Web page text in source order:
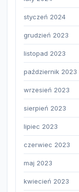
styczeń 2024
grudzień 2023
listopad 2023
październik 2023
wrzesień 2023
sierpień 2023
lipiec 2023
czerwiec 2023
maj 2023
kwiecień 2023